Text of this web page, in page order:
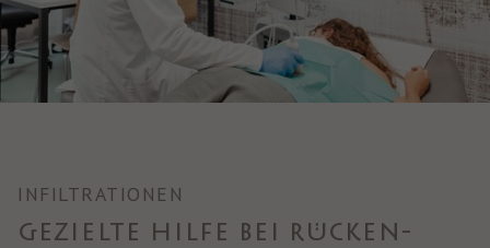
INFILTRATIONEN
GEZIELTE HILFE BEI RÜCKEN-